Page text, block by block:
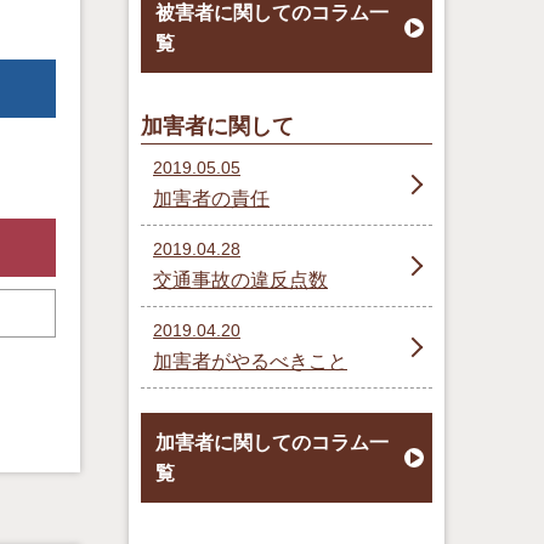
被害者に関してのコラム一
覧
加害者に関して
2019.05.05
加害者の責任
2019.04.28
交通事故の違反点数
2019.04.20
加害者がやるべきこと
加害者に関してのコラム一
覧